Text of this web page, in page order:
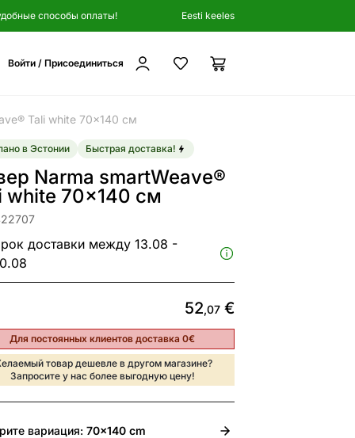
способы оплаты! Eesti keeles
Войти / Присоединиться
Tali white 70x140 см
в Эстонии Быстрая доставка!
Narma smartWeave®
white 70x140 см
доставки между 13.08 -
52,07€
Для постоянных клиентов доставка 0€
товар дешевле в другом магазине?
Запросите у нас более выгодную цену!
вариация: 70x140 cm